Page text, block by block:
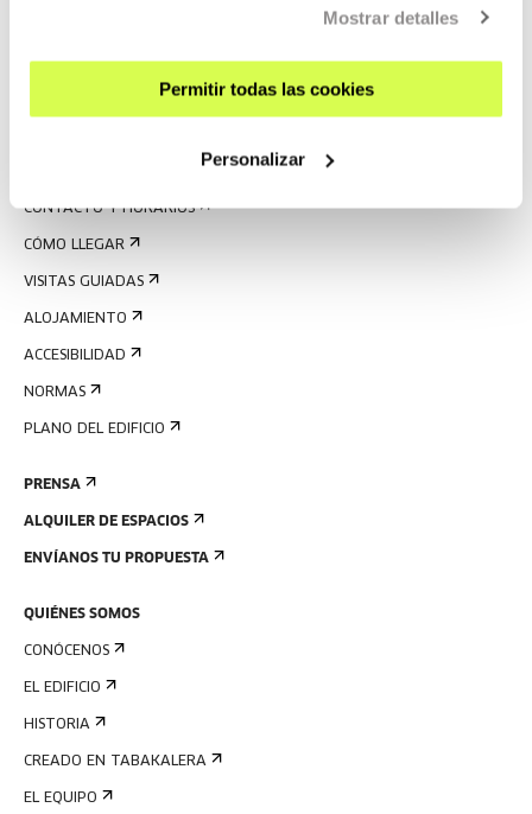
Mostrar detalles
Permitir todas las cookies
Personalizar
REGÍSTRATE AL BOLETÍN
AGENDA
CONTACTO Y HORARIOS
CÓMO LLEGAR
VISITAS GUIADAS
ALOJAMIENTO
ACCESIBILIDAD
NORMAS
PLANO DEL EDIFICIO
PRENSA
ALQUILER DE ESPACIOS
ENVÍANOS TU PROPUESTA
QUIÉNES SOMOS
CONÓCENOS
EL EDIFICIO
HISTORIA
CREADO EN TABAKALERA
EL EQUIPO